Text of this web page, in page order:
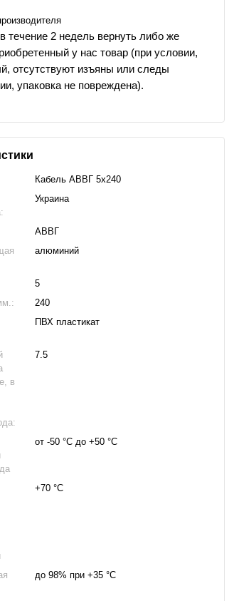
течение 2 недель вернуть либо же
у нас товар (при условии,
отсутствуют изъяны или следы
упаковка не повреждена).
Кабель АВВГ 5х240
Украина
АВВГ
алюминий
5
240
ПВХ пластикат
в
7.5
от -50 °С до +50 °С
+70 °С
до 98% при +35 °С